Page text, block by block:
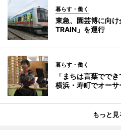
暮らす・働く
東急、園芸博に向
TRAIN」を運行
暮らす・働く
「まちは言葉でで
横浜・寿町でオーサ
もっと見